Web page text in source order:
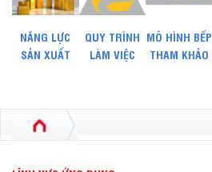
NĂNG LỰC
SẢN XUẤT
QUY TRÌNH
LÀM VIỆC
MÔ HÌNH BẾP
THAM KHẢO